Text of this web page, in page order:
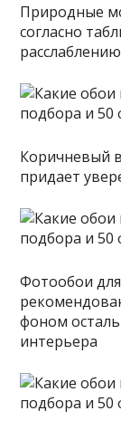
Природные
согласно
расслаблению
Коричневый
придает
Фотообои
фоном
интерьера